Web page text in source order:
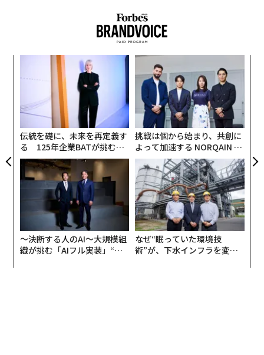
伝統を礎に、未来を再定義す
る 125年企業BATが挑むス
モークレスな未来
挑戦は個から始まり、共創に
よって加速する NORQAIN JA
PAN 特別座談会
〜決断する人のAI〜大規模組
織が挑む「AIフル実装」“使
なぜ“眠っていた環境技
術”が、下水インフラを変え